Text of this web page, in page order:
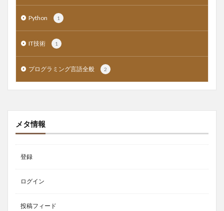
Python 1
IT技術 1
プログラミング言語全般 2
メタ情報
登録
ログイン
投稿フィード